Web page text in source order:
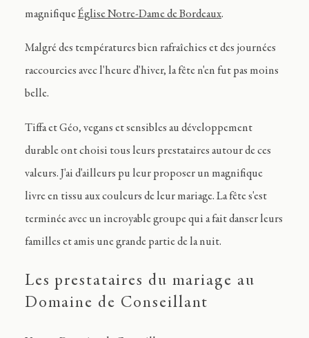
magnifiqueÉglise Notre-Dame de Bordeaux.
Malgré des températures bien rafraîchies et des journées
raccourcies avec l'heure d'hiver, la fête n'en fut pas moins
belle.
Tiffa et Géo, vegans et sensibles au développement
durable ont choisi tous leurs prestataires autour de ces
valeurs. J'ai d'ailleurs pu leur proposer un magnifique
livre en tissu aux couleurs de leur mariage. La fête s'est
terminée avec un incroyable groupe qui a fait danser leurs
familles et amis une grande partie de la nuit.
Les prestataires du mariage au
Domaine de Conseillant